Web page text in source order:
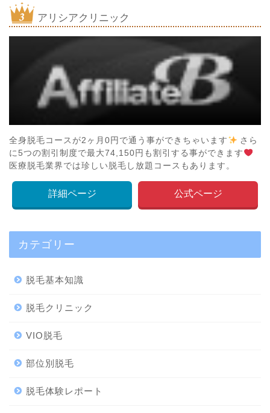
アリシアクリニック
全身脱毛コースが2ヶ月0円で通う事ができちゃいます
さら
に5つの割引制度で最大74,150円も割引する事ができます
医療脱毛業界では珍しい脱毛し放題コースもあります。
詳細ページ 公式ページ
カテゴリー
脱毛基本知識
脱毛クリニック
VIO脱毛
部位別脱毛
脱毛体験レポート